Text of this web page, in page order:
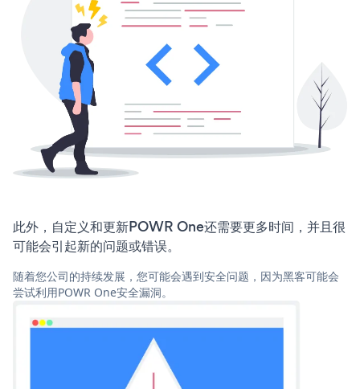
此外，自定义和更新POWR One还需要更多时间，并且很
可能会引起新的问题或错误。
随着您公司的持续发展，您可能会遇到安全问题，因为黑客可能会
尝试利用POWR One安全漏洞。